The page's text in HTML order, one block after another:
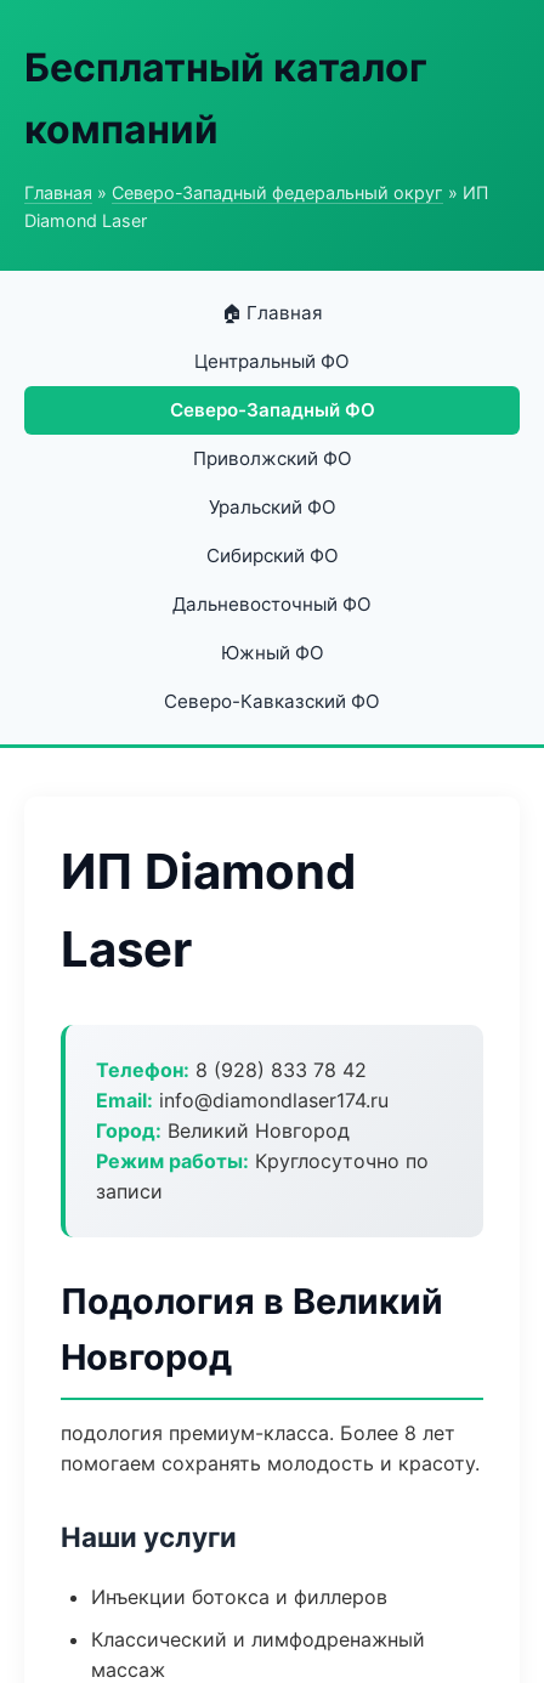
Бесплатный каталог
компаний
Главная » Северо-Западный федеральный округ » ИП
Diamond Laser
🏠 Главная
Центральный ФО
Северо-Западный ФО
Приволжский ФО
Уральский ФО
Сибирский ФО
Дальневосточный ФО
Южный ФО
Северо-Кавказский ФО
ИП Diamond
Laser
Телефон: 8 (928) 833 78 42
Email: info@diamondlaser174.ru
Город: Великий Новгород
Режим работы: Круглосуточно по
записи
Подология в Великий
Новгород
подология премиум-класса. Более 8 лет
помогаем сохранять молодость и красоту.
Наши услуги
Инъекции ботокса и филлеров
Классический и лимфодренажный
массаж